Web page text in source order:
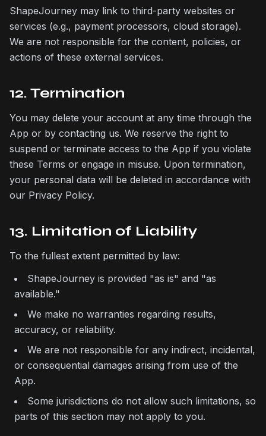
ShapeJourney may link to third-party websites or
services (e.g., payment processors, cloud storage).
We are not responsible for the content, policies, or
actions of these external services.
12. Termination
You may delete your account at any time through the
App or by contacting us. We reserve the right to
suspend or terminate access to the App if you violate
these Terms or engage in misuse. Upon termination,
your personal data will be deleted in accordance with
our Privacy Policy.
13. Limitation of Liability
To the fullest extent permitted by law:
ShapeJourney is provided "as is" and "as
available."
We make no warranties regarding results,
accuracy, or reliability.
We are not responsible for any indirect, incidental,
or consequential damages arising from use of the
App.
Some jurisdictions do not allow such limitations, so
parts of this section may not apply to you.